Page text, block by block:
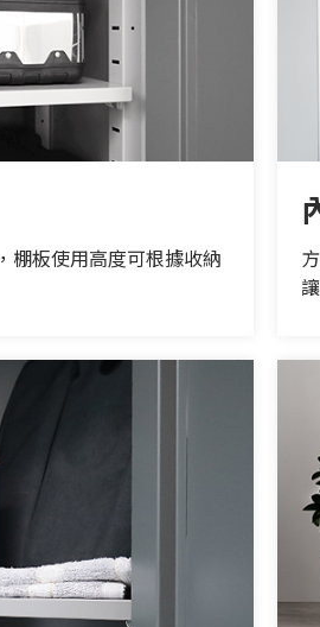
，棚板使用高度可根據收納